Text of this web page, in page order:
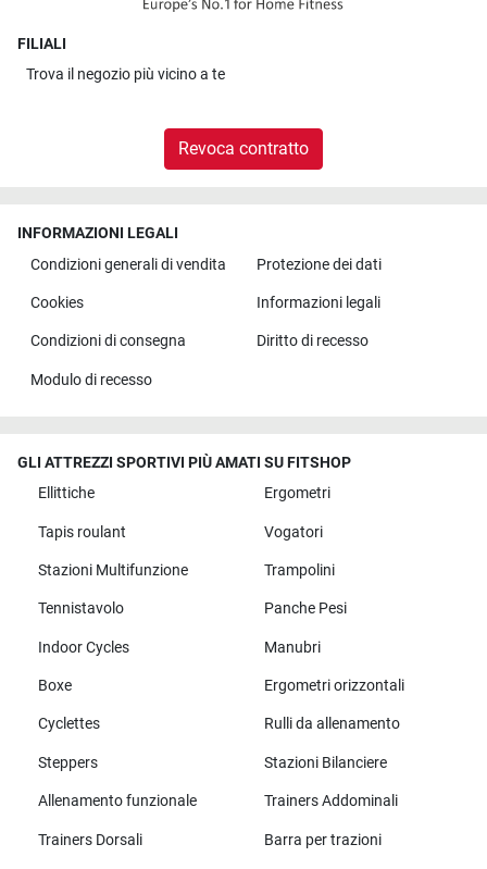
FILIALI
Trova il negozio più vicino a te
Revoca contratto
INFORMAZIONI LEGALI
Condizioni generali di vendita
Protezione dei dati
Cookies Informazioni legali
Condizioni di consegna Diritto di recesso
Modulo di recesso
GLI ATTREZZI SPORTIVI PIÙ AMATI SU FITSHOP
Ellittiche
Ergometri
Tapis roulant Vogatori
Stazioni Multifunzione Trampolini
Tennistavolo Panche Pesi
Indoor Cycles Manubri
Boxe Ergometri orizzontali
Cyclettes Rulli da allenamento
Steppers Stazioni Bilanciere
Allenamento funzionale Trainers Addominali
Trainers Dorsali Barra per trazioni